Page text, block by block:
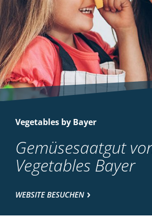
Vegetables by Bayer
Gemüsesaatgut
Vegetables Bayer
WEBSITE BESUCHEN